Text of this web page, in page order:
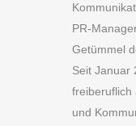
PR-
Getümmel
Seit Januar
freiberuflich
und